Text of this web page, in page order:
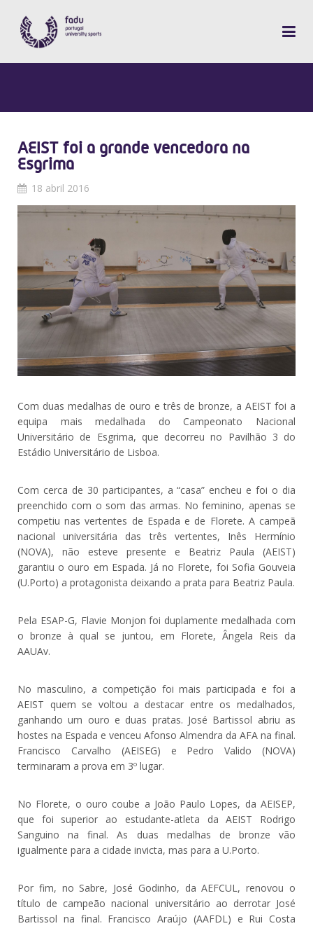
AEIST foi a grande vencedora na
Esgrima
18 abril 2016
Com duas medalhas de ouro e três de bronze, a AEIST foi a
equipa mais medalhada do Campeonato Nacional
Universitário de Esgrima, que decorreu no Pavilhão 3 do
Estádio Universitário de Lisboa.
Com cerca de 30 participantes, a “casa” encheu e foi o dia
preenchido com o som das armas. No feminino, apenas se
competiu nas vertentes de Espada e de Florete. A campeã
nacional universitária das três vertentes, Inês Hermínio
(NOVA), não esteve presente e Beatriz Paula (AEIST)
garantiu o ouro em Espada. Já no Florete, foi Sofia Gouveia
(U.Porto) a protagonista deixando a prata para Beatriz Paula.
Pela ESAP-G, Flavie Monjon foi duplamente medalhada com
o bronze à qual se juntou, em Florete, Ângela Reis da
AAUAv.
No masculino, a competição foi mais participada e foi a
AEIST quem se voltou a destacar entre os medalhados,
ganhando um ouro e duas pratas. José Bartissol abriu as
hostes na Espada e venceu Afonso Almendra da AFA na final.
Francisco Carvalho (AEISEG) e Pedro Valido (NOVA)
terminaram a prova em 3º lugar.
No Florete, o ouro coube a João Paulo Lopes, da AEISEP,
que foi superior ao estudante-atleta da AEIST Rodrigo
Sanguino na final. As duas medalhas de bronze vão
igualmente para a cidade invicta, mas para a U.Porto.
Por fim, no Sabre, José Godinho, da AEFCUL, renovou o
título de campeão nacional universitário ao derrotar José
Bartissol na final. Francisco Araújo (AAFDL) e Rui Costa